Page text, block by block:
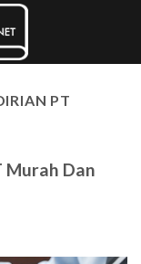
PT
Murah Dan